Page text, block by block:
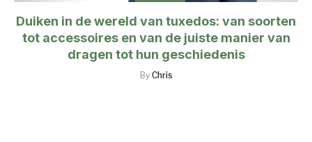
Duiken in de wereld van tuxedos: van soorten
tot accessoires en van de juiste manier van
dragen tot hun geschiedenis
By Chris